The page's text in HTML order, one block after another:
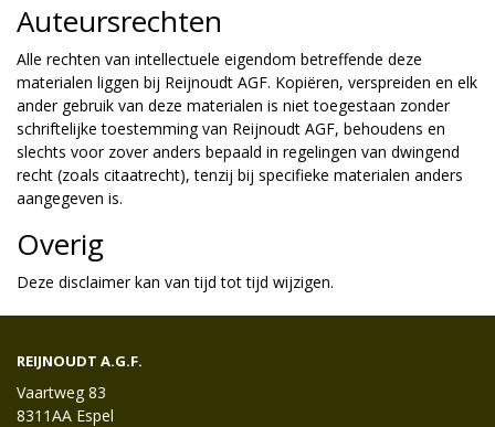
Auteursrechten
Alle rechten van intellectuele eigendom betreffende deze
materialen liggen bij Reijnoudt AGF. Kopiëren, verspreiden en elk
ander gebruik van deze materialen is niet toegestaan zonder
schriftelijke toestemming van Reijnoudt AGF, behoudens en
slechts voor zover anders bepaald in regelingen van dwingend
recht (zoals citaatrecht), tenzij bij specifieke materialen anders
aangegeven is.
Overig
Deze disclaimer kan van tijd tot tijd wijzigen.
REIJNOUDT A.G.F.
Vaartweg 83
8311AA Espel